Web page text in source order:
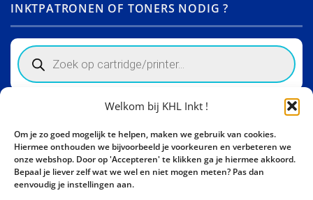
Welkom bij KHL Inkt !
Om je zo goed mogelijk te helpen, maken we gebruik van cookies.
Hiermee onthouden we bijvoorbeeld je voorkeuren en verbeteren we
onze webshop. Door op 'Accepteren' te klikken ga je hiermee akkoord.
Bepaal je liever zelf wat we wel en niet mogen meten? Pas dan
eenvoudig je instellingen aan.
INKTPATRONEN OF TONERS NODIG ?
Products
search
Activity Invest BV - KHL, Kempische Steenweg 274
3500 Hasselt - België BE0862447190
Bel ons nu:+32 11 261499